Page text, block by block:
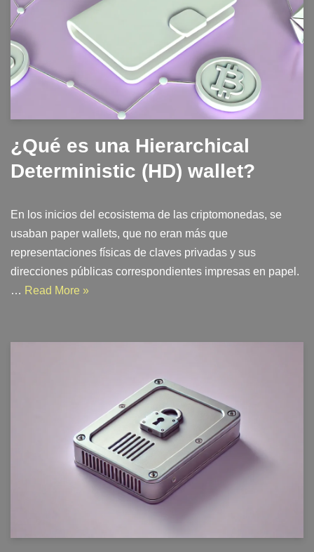
¿Qué es una Hierarchical
Deterministic (HD) wallet?
En los inicios del ecosistema de las criptomonedas, se
usaban paper wallets, que no eran más que
representaciones físicas de claves privadas y sus
direcciones públicas correspondientes impresas en papel.
… Read More »